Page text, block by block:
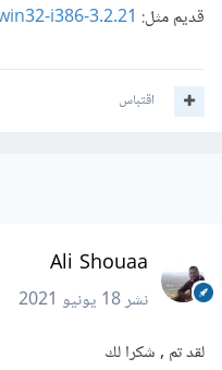
قديم مثل: i386-3.2.21
اقتباس
Ali Shouaa
نشر18 يونيو 2021
لقد تم , شكرا لك